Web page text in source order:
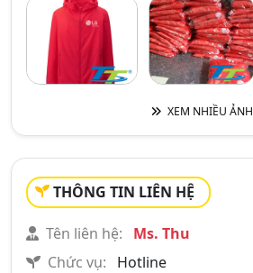
XEM NHIỀU ẢNH
THÔNG TIN LIÊN HỆ
Tên liên hệ:
Ms. Thu
Chức vụ:
Hotline